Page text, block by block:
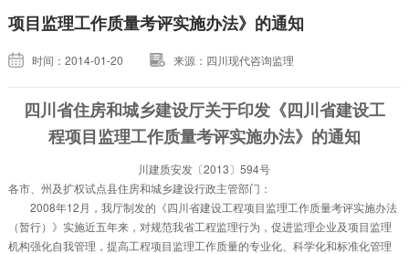
项目监理工作质量考评实施办法》的通知
时间：2014-01-20 来源：四川现代咨询监理
四川省住房和城乡建设厅关于印发《四川省建设工
程项目监理工作质量考评实施办法》的通知
川建质安发〔2013〕594号
各市、州及扩权试点县住房和城乡建设行政主管部门：
2008年12月，我厅制发的《四川省建设工程项目监理工作质量考评实施办法
（暂行）》实施近五年来，对规范我省工程监理行为，促进监理企业及项目监理
机构强化自我管理，提高工程项目监理工作质量的专业化、科学化和标准化管理